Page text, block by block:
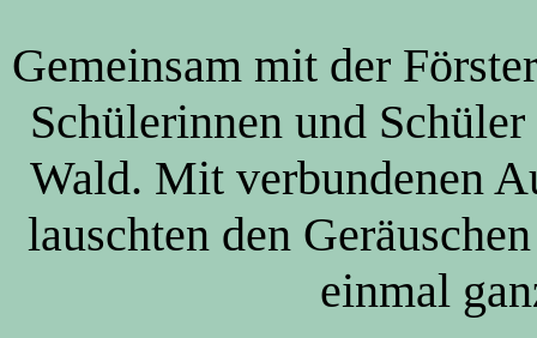
Gemeinsam mit der
Schülerinnen und
Wald. Mit verbundenen
lauschten den
einmal